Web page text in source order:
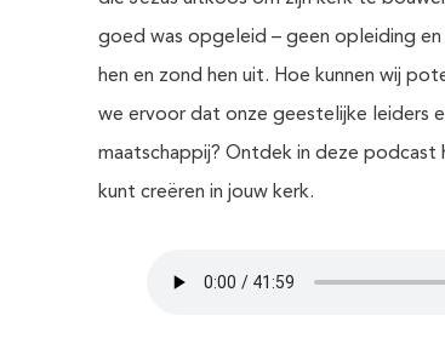
goed was opgeleid – geen opleiding
hen en zond hen uit. Hoe kunnen wij
we ervoor dat onze geestelijke leiders
maatschappij? Ontdek in deze podcast
kunt creëren in jouw kerk.